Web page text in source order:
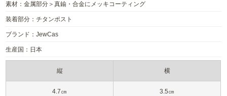
素材：金属部分＞真鍮・合金にメッキコーティング
装着部分：チタンポスト
ブランド：JewCas
生産国：日本
縦 横
4.7㎝ 3.5㎝